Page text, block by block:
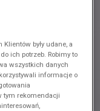
były udane, a
ich potrzeb. Robimy to
wszystkich danych
informacje o
tym rekomendacji